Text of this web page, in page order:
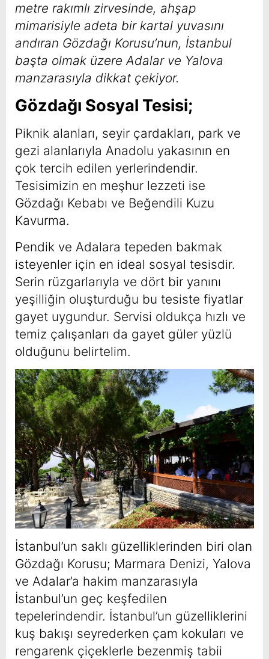
metre rakımlı zirvesinde, ahşap
mimarisiyle adeta bir kartal yuvasını
andıran Gözdağı Korusu’nun, İstanbul
başta olmak üzere Adalar ve Yalova
manzarasıyla dikkat çekiyor.
Gözdağı Sosyal Tesisi;
Piknik alanları, seyir çardakları, park ve
gezi alanlarıyla Anadolu yakasının en
çok tercih edilen yerlerindendir.
Tesisimizin en meşhur lezzeti ise
Gözdağı Kebabı ve Beğendili Kuzu
Kavurma.
Pendik ve Adalara tepeden bakmak
isteyenler için en ideal sosyal tesisdir.
Serin rüzgarlarıyla ve dört bir yanını
yeşilliğin oluşturduğu bu tesiste fiyatlar
gayet uygundur. Servisi oldukça hızlı ve
temiz çalışanları da gayet güler yüzlü
olduğunu belirtelim.
İstanbul’un saklı güzelliklerinden biri olan
Gözdağı Korusu; Marmara Denizi, Yalova
ve Adalar’a hakim manzarasıyla
İstanbul’un geç keşfedilen
tepelerindendir. İstanbul’un güzelliklerini
kuş bakışı seyrederken çam kokuları ve
rengarenk çiçeklerle bezenmiş tabii